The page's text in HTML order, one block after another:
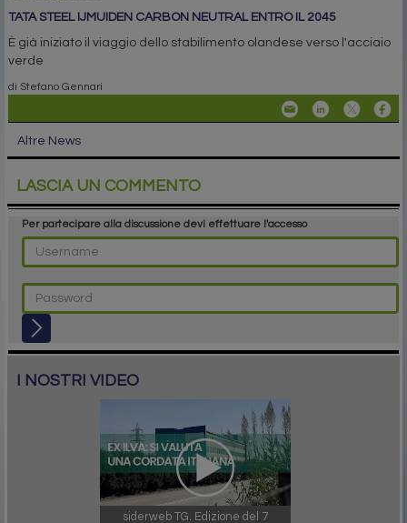
TATA STEEL IJMUIDEN CARBON NEUTRAL ENTRO IL 2045
È già iniziato il viaggio dello stabilimento olandese verso l'acciaio
verde
di Stefano Gennari
Altre News
LASCIA UN COMMENTO
Per partecipare alla discussione devi effettuare l'accesso
I NOSTRI VIDEO
siderweb TG. Edizione del 7